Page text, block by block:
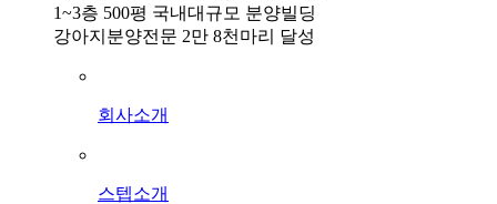
1~3층 500평 국내대규모 분양빌딩
강아지분양전문 2만 8천마리 달성
회사소개
스텝소개